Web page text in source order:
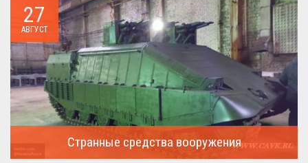
27
АВГУСТ
Странные средства вооружения